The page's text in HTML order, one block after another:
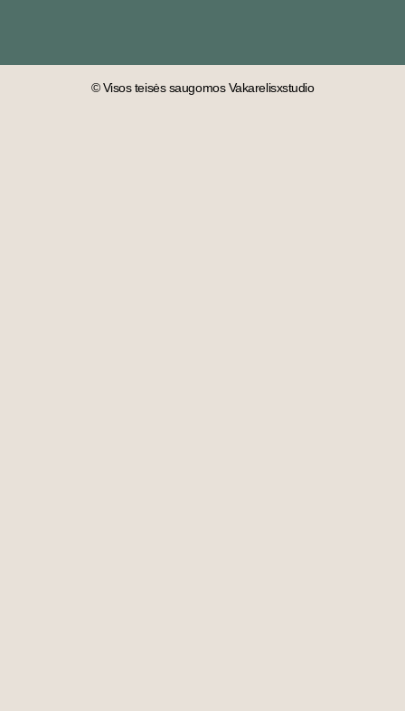
© Visos teisės saugomos Vakarelisxstudio